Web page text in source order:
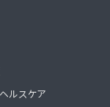
ださい。
ルスケア